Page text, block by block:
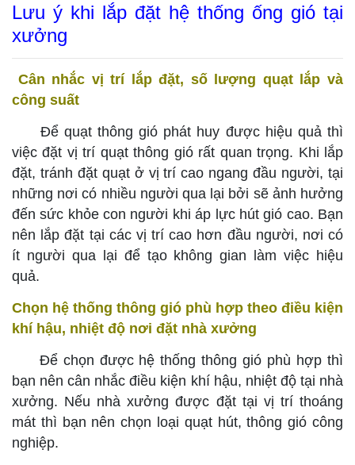
Lưu ý khi lắp đặt hệ thống ống gió tại
xưởng
Cân nhắc vị trí lắp đặt, số lượng quạt lắp và
công suất
Để quạt thông gió phát huy được hiệu quả thì
việc đặt vị trí quạt thông gió rất quan trọng. Khi lắp
đặt, tránh đặt quạt ở vị trí cao ngang đầu người, tại
những nơi có nhiều người qua lại bởi sẽ ảnh hưởng
đến sức khỏe con người khi áp lực hút gió cao. Bạn
nên lắp đặt tại các vị trí cao hơn đầu người, nơi có
ít người qua lại để tạo không gian làm việc hiệu
quả.
Chọn hệ thống thông gió phù hợp theo điều kiện
khí hậu, nhiệt độ nơi đặt nhà xưởng
Để chọn được hệ thống thông gió phù hợp thì
bạn nên cân nhắc điều kiện khí hậu, nhiệt độ tại nhà
xưởng. Nếu nhà xưởng được đặt tại vị trí thoáng
mát thì bạn nên chọn loại quạt hút, thông gió công
nghiệp.